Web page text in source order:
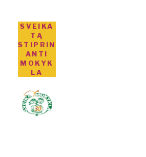
SVEIKA
TĄ
STIPRIN
ANTI
MOKYK
LA